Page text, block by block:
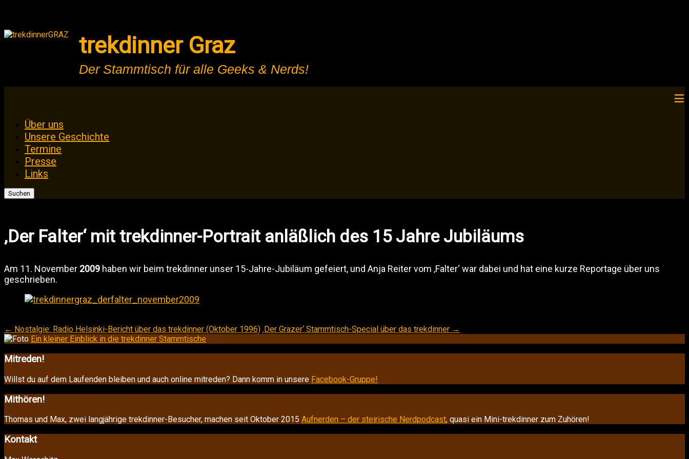
trekdinner Graz
Der Stammtisch für alle Geeks & Nerds!
Zum
springen
Über uns
Unsere Geschichte
Termine
Presse
Links
Suchen
‚Der Falter‘ mit trekdinner-Portrait anläßlich des 15 Jahre Jubiläums
Am 11. November 2009 haben wir beim trekdinner unser 15-Jahre-Jubiläum gefeiert, und Anja Reiter vom ‚Falter‘ war dabei und hat eine kurze Reportage über uns
geschrieben.
Beitragsnavigation
← Nostalgie: Radio Helsinki-Bericht über das trekdinner (Oktober 1996) ‚Der Grazer‘ Stammtisch-Special über das trekdinner →
Ein kleiner Einblick in die trekdinner Stammtische
Mitreden!
Willst du auf dem Laufenden bleiben und auch online mitreden? Dann komm in unsere Facebook-Gruppe!
Mithören!
Thomas und Max, zwei langjährige trekdinner-Besucher, machen seit Oktober 2015 Aufnerden – der steirische Nerdpodcast, quasi ein Mini-trekdinner zum Zuhören!
Kontakt